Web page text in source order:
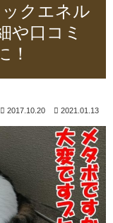
クエネル
や口コミ
！
2017.10.20 2021.01.13